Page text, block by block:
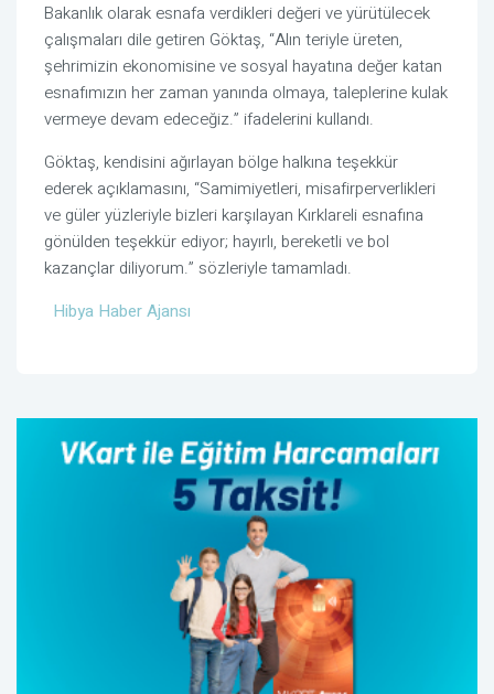
Bakanlık olarak esnafa verdikleri değeri ve yürütülecek
çalışmaları dile getiren Göktaş, “Alın teriyle üreten,
şehrimizin ekonomisine ve sosyal hayatına değer katan
esnafımızın her zaman yanında olmaya, taleplerine kulak
vermeye devam edeceğiz.” ifadelerini kullandı.
Göktaş, kendisini ağırlayan bölge halkına teşekkür
ederek açıklamasını, “Samimiyetleri, misafirperverlikleri
ve güler yüzleriyle bizleri karşılayan Kırklareli esnafına
gönülden teşekkür ediyor; hayırlı, bereketli ve bol
kazançlar diliyorum.” sözleriyle tamamladı.
Hibya Haber Ajansı